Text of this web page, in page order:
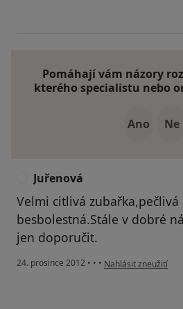
Pomáhají vám názory
kterého specialistu nebo
Ano Ne
Juřenová
Velmi citlivá zubařka,pečlivá
besbolestná.Stále v dobré
jen doporučit.
24. prosince 2012 • • • podle názoru
Nahlásit zneužití